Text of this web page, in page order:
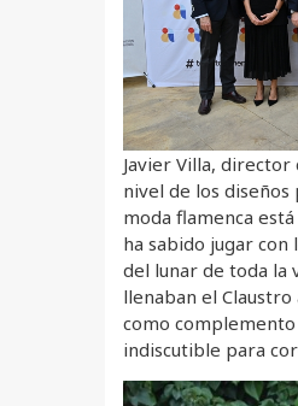
Javier Villa, director
nivel de los
moda flamenca
ha sabido jugar
del lunar de toda la
llenaban el
como complemento
indiscutible para